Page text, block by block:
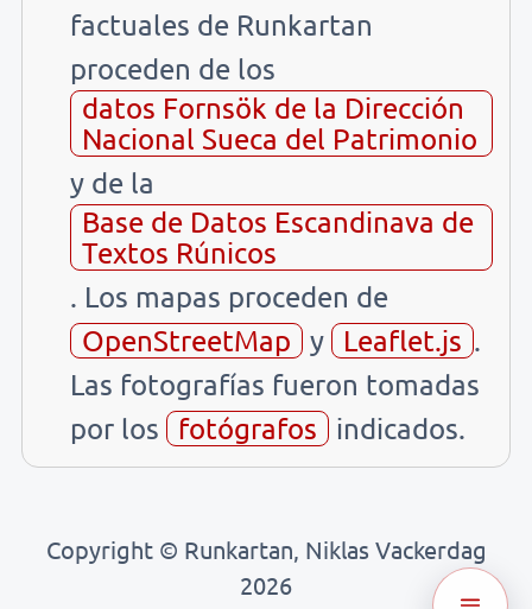
factuales de Runkartan
proceden de los
datos Fornsök de la Dirección
Nacional Sueca del Patrimonio
y de la
Base de Datos Escandinava de
Textos Rúnicos
. Los mapas proceden de
OpenStreetMap y Leaflet.js .
Las fotografías fueron tomadas
por los
fotógrafos indicados.
Copyright © Runkartan, Niklas Vackerdag
2026